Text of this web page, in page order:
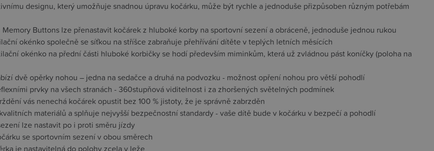
designu, který umožňuje snadnou úpravu kočárku, může být rychle a jednoduše přizpůsoben různým potřebám
Buttons lze přenastavit kočárek z hluboké korby na sportovní sezení a obráceně, jednoduše jednou rukou
okénko společně se síťkou na stříšce zabraňuje přehřívání dítěte v teplých letních měsících
okénko na přední části hluboké korbičky se hodí především miminkům, která už zvládnou pást koníčky (poloha na
dvě opěrky nohou – jedna na sedačce a druhá na podvozku - možnost opření nohou pro větší pohodlí
prvky na všech stranách - 360stupňová viditelnost i za zhoršených světelných podmínek
vás nenechá kočárek opustit bez 100 % jistoty, že je správně zabrzděn
materiálů a splňuje nejvyšší bezpečnostní standardy - vaše dítě bude v kočárku v bezpečí a pohodlí
lze nastavit po i proti směru jízdy
se sportovním sezení v obou směrech
je nastavitelná do polohy zcela v leže